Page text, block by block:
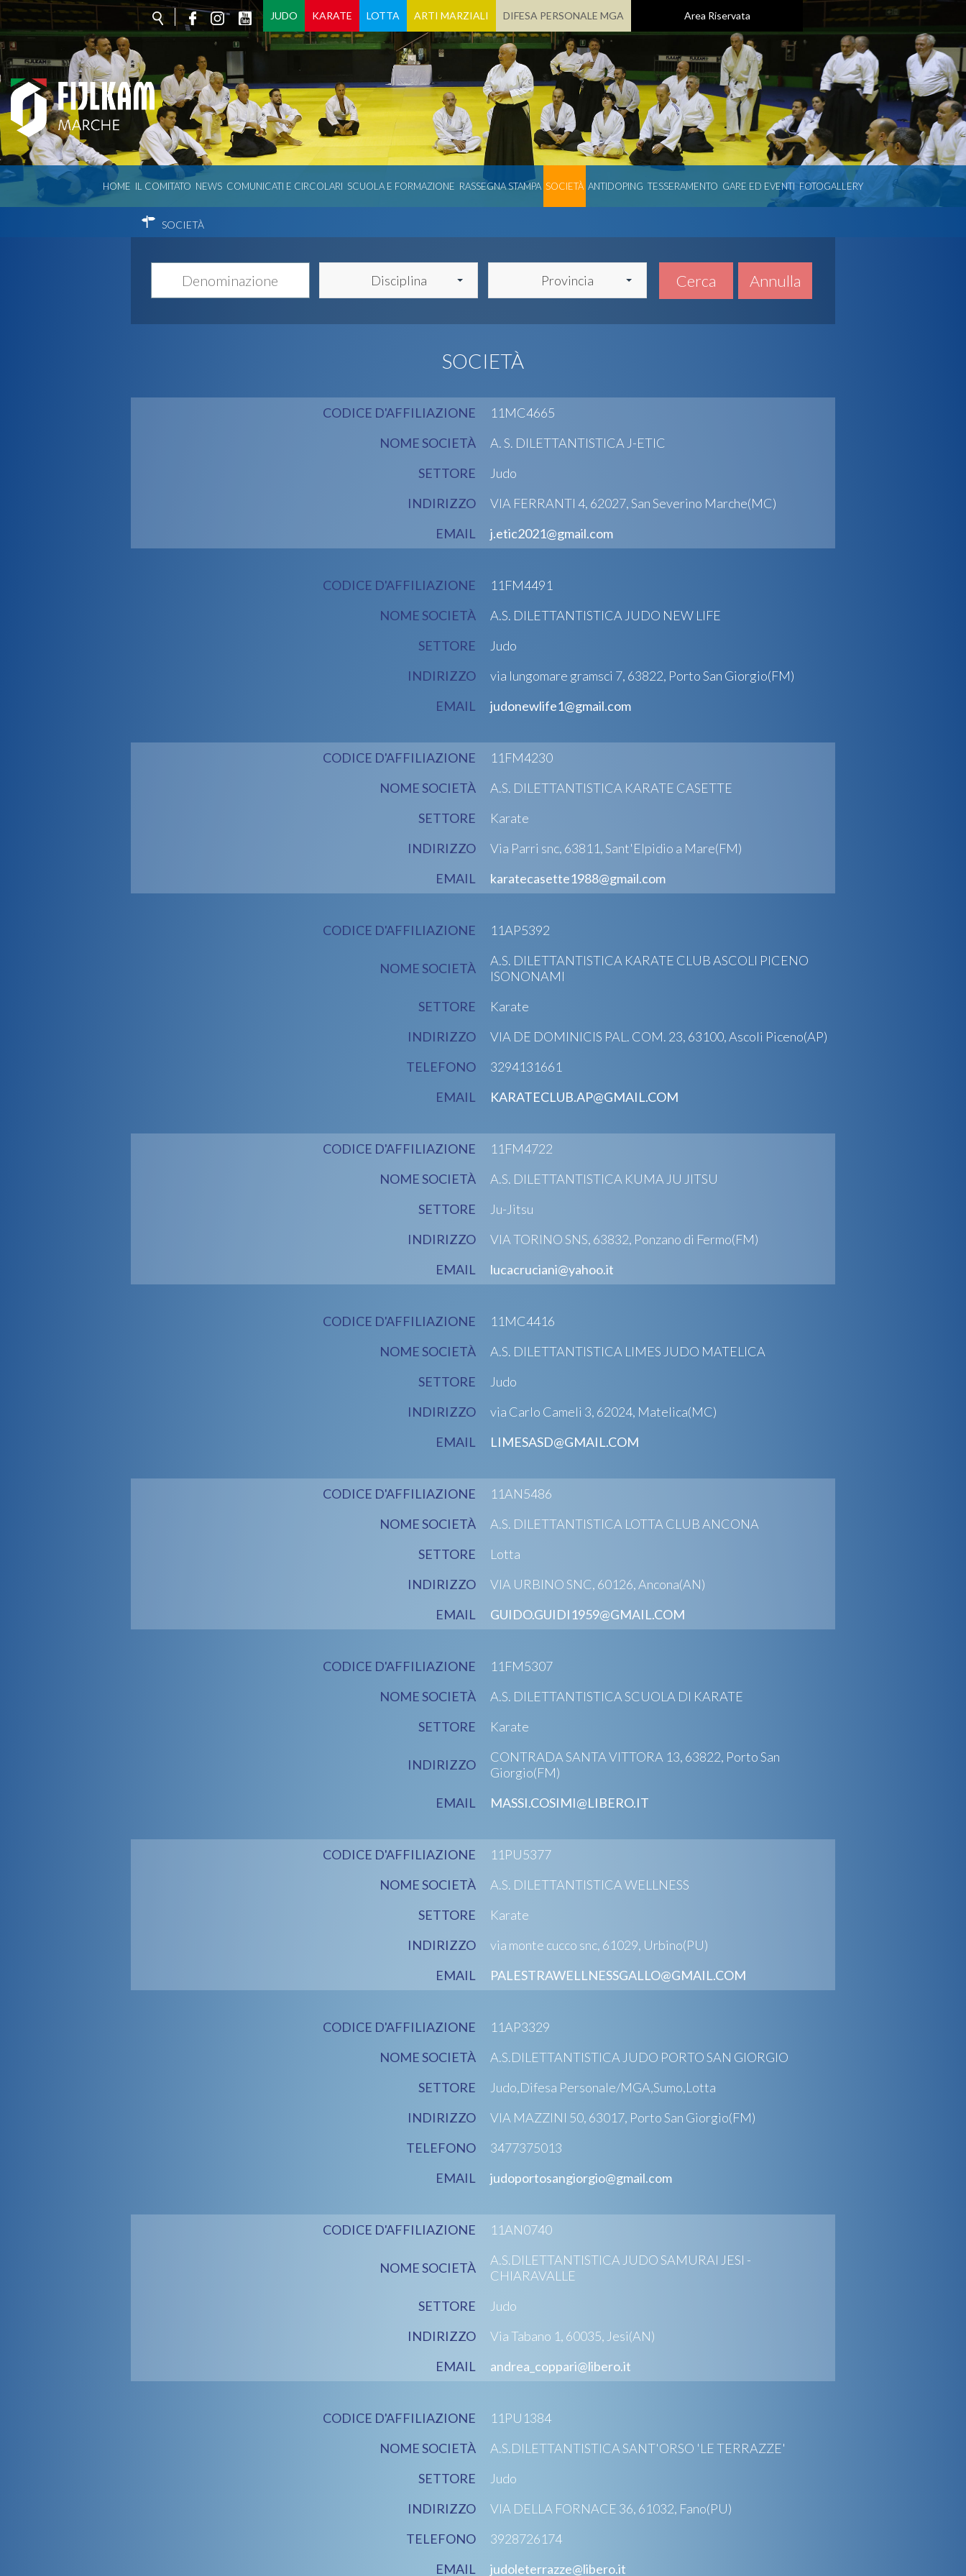
JUDO KARATE LOTTA ARTI MARZIALI DIFESA PERSONALE MGA Area Riservata
HOME IL COMITATO NEWS COMUNICATI E CIRCOLARI SCUOLA E FORMAZIONE RASSEGNA STAMPA SOCIETÀ ANTIDOPING TESSERAMENTO GARE ED EVENTI FOTOGALLERY
SOCIETÀ
Disciplina Provincia Cerca Annulla
SOCIETÀ
CODICE D'AFFILIAZIONE
11MC4665
NOME SOCIETÀ
A. S. DILETTANTISTICA J-ETIC
SETTORE
Judo
INDIRIZZO
VIA FERRANTI 4, 62027, San Severino Marche(MC)
EMAIL
j.etic2021@gmail.com
CODICE D'AFFILIAZIONE
11FM4491
NOME SOCIETÀ
A.S. DILETTANTISTICA JUDO NEW LIFE
SETTORE
Judo
INDIRIZZO
via lungomare gramsci 7, 63822, Porto San Giorgio(FM)
EMAIL
judonewlife1@gmail.com
CODICE D'AFFILIAZIONE
11FM4230
NOME SOCIETÀ
A.S. DILETTANTISTICA KARATE CASETTE
SETTORE
Karate
INDIRIZZO
Via Parri snc, 63811, Sant'Elpidio a Mare(FM)
EMAIL
karatecasette1988@gmail.com
CODICE D'AFFILIAZIONE 11AP5392
NOME SOCIETÀ
A.S. DILETTANTISTICA KARATE CLUB ASCOLI PICENO
ISONONAMI
SETTORE
Karate
INDIRIZZO
VIA DE DOMINICIS PAL. COM. 23, 63100, Ascoli Piceno(AP)
TELEFONO
3294131661
EMAIL
KARATECLUB.AP@GMAIL.COM
CODICE D'AFFILIAZIONE
11FM4722
NOME SOCIETÀ
A.S. DILETTANTISTICA KUMA JU JITSU
SETTORE
Ju-Jitsu
INDIRIZZO
VIA TORINO SNS, 63832, Ponzano di Fermo(FM)
EMAIL
lucacruciani@yahoo.it
CODICE D'AFFILIAZIONE
11MC4416
NOME SOCIETÀ
A.S. DILETTANTISTICA LIMES JUDO MATELICA
SETTORE
Judo
INDIRIZZO
via Carlo Cameli 3, 62024, Matelica(MC)
EMAIL
LIMESASD@GMAIL.COM
CODICE D'AFFILIAZIONE
11AN5486
NOME SOCIETÀ
A.S. DILETTANTISTICA LOTTA CLUB ANCONA
SETTORE
Lotta
INDIRIZZO
VIA URBINO SNC, 60126, Ancona(AN)
EMAIL
GUIDO.GUIDI1959@GMAIL.COM
CODICE D'AFFILIAZIONE
11FM5307
NOME SOCIETÀ
A.S. DILETTANTISTICA SCUOLA DI KARATE
SETTORE
Karate
INDIRIZZO
CONTRADA SANTA VITTORA 13, 63822, Porto San
Giorgio(FM)
EMAIL
MASSI.COSIMI@LIBERO.IT
CODICE D'AFFILIAZIONE
11PU5377
NOME SOCIETÀ
A.S. DILETTANTISTICA WELLNESS
SETTORE
Karate
INDIRIZZO
via monte cucco snc, 61029, Urbino(PU)
EMAIL
PALESTRAWELLNESSGALLO@GMAIL.COM
CODICE D'AFFILIAZIONE
11AP3329
NOME SOCIETÀ
A.S.DILETTANTISTICA JUDO PORTO SAN GIORGIO
SETTORE
Judo,Difesa Personale/MGA,Sumo,Lotta
INDIRIZZO
VIA MAZZINI 50, 63017, Porto San Giorgio(FM)
TELEFONO
3477375013
EMAIL
judoportosangiorgio@gmail.com
CODICE D'AFFILIAZIONE 11AN0740
NOME SOCIETÀ
A.S.DILETTANTISTICA JUDO SAMURAI JESI -
CHIARAVALLE
SETTORE
Judo
INDIRIZZO
Via Tabano 1, 60035, Jesi(AN)
EMAIL
andrea_coppari@libero.it
CODICE D'AFFILIAZIONE
11PU1384
NOME SOCIETÀ
A.S.DILETTANTISTICA SANT'ORSO 'LE TERRAZZE'
SETTORE
Judo
INDIRIZZO
VIA DELLA FORNACE 36, 61032, Fano(PU)
TELEFONO
3928726174
EMAIL
judoleterrazze@libero.it